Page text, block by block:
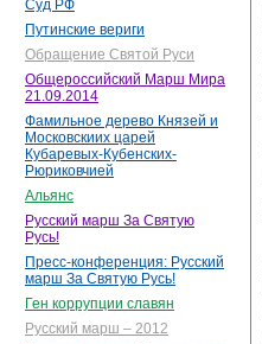
Суд РФ
Путинские вериги
Обращение Святой Руси
Общероссийский Марш Мира
21.09.2014
Фамильное дерево Князей и
Московскиих царей
Кубаревых-Кубенских-
Рюриковчией
Альянс
Русский марш За Святую
Русь!
Пресс-конференция: Русский
марш За Святую Русь!
Ген коррупции славян
Русский марш – 2012